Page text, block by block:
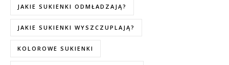
JAKIE SUKIENKI ODMŁADZAJĄ?
JAKIE SUKIENKI WYSZCZUPLAJĄ?
KOLOROWE SUKIENKI